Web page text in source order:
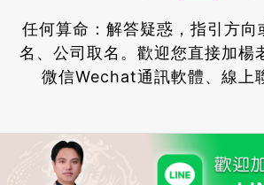
任何算命：解答疑惑，指引方向
名、公司取名。 歡迎您直接加楊
微信Wechat通訊軟體、線上